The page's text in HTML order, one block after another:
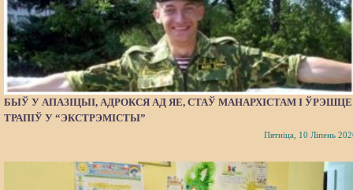
БЫЎ У АПАЗІЦЫІ, АДРОКСЯ АД ЯЕ, СТАЎ МАНАРХІСТАМ І ЎРЭШЦЕ
ТРАПІЎ У “ЭКСТРЭМІСТЫ”
Пятніца, 10 Ліпень